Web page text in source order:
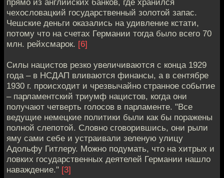
прямо из английских банков, где хранился
чехословацкий государственный золотой запас.
Чешские деньги оказались на удивление кстати,
потому что на счетах Германии тогда было всего 70
млн. рейхсмарок. [6]
Силы нацистов резко увеличиваются с конца 1929
года – в НСДАП вливаются финансы, а в сентябре
1930 г. происходит и чрезвычайно странное событие
– парламентский триумф нацистов, когда они
получают четверть голосов в парламенте. "Все
ведущие немецкие политики были как бы поражены
полной слепотой. Словно сговорившись, они рыли
яму сами себе и устраивали зеленую улицу
Адольфу Гитлеру. Можно подумать, что на хитрых и
ловких государственных деятелей Германии нашло
наваждение." [3]